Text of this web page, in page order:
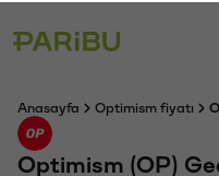
Anasayfa Optimism fiyatı
Optimism (OP)